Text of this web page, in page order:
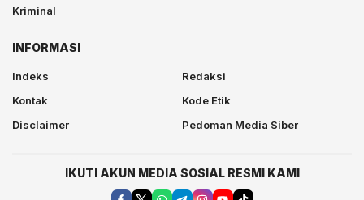
Kriminal
INFORMASI
Indeks
Redaksi
Kontak
Kode Etik
Disclaimer
Pedoman Media Siber
IKUTI AKUN MEDIA SOSIAL RESMI KAMI